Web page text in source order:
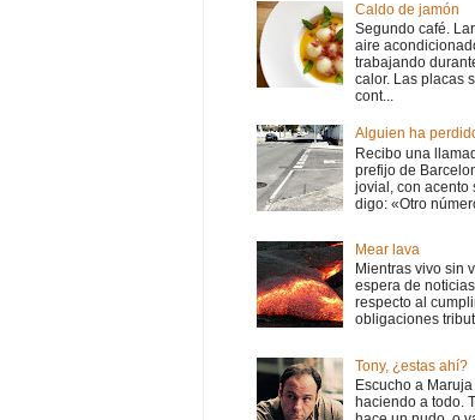
Caldo de jamón
Segundo café.
aire
trabajando
calor. Las placas
cont...
Alguien ha
Recibo una
prefijo de
jovial, con acento
digo: «Otro
Mear lava
Mientras vivo sin
espera de
respecto al
obligaciones
Tony, ¿estas ahí?
Escucho a
haciendo a todo.